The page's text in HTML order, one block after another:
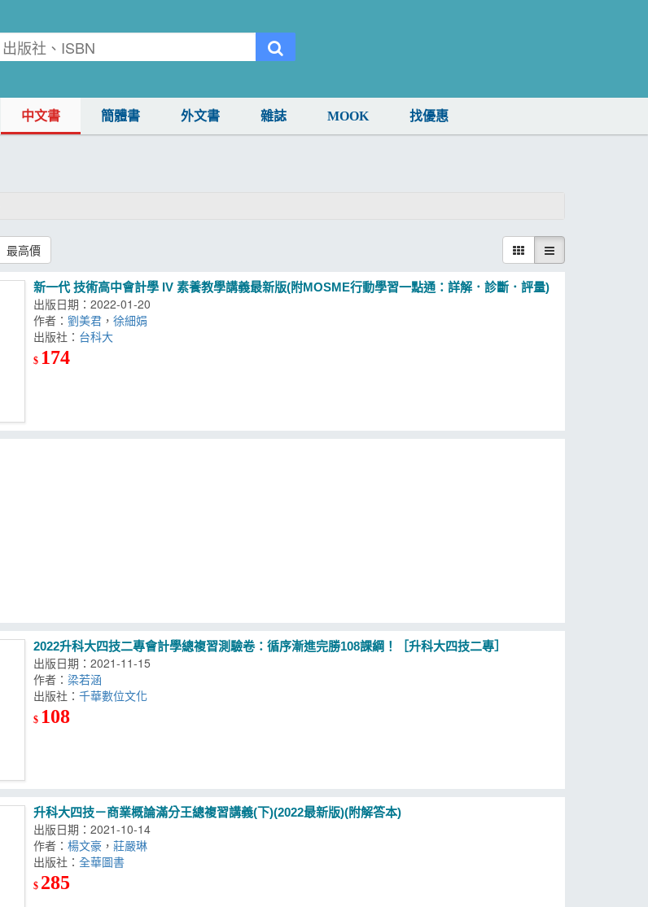
中文書 簡體書 外文書 雜誌 MOOK 找優惠
最高價
新一代 技術高中會計學 IV 素養教學講義最新版(附MOSME行動學習一點通：詳解．診斷．評量)
出版日期：2022-01-20
作者：劉美君 ，徐細娟
出版社：
$ 174
2022升科大四技二專會計學總複習測驗卷：循序漸進完勝108課綱！［升科大四技二專］
出版日期：2021-11-15
作者：梁若涵
出版社：
$ 108
升科大四技－商業概論滿分王總複習講義(下)(2022最新版)(附解答本)
出版日期：2021-10-14
作者：楊文豪 ，莊嚴琳
出版社：
$ 285